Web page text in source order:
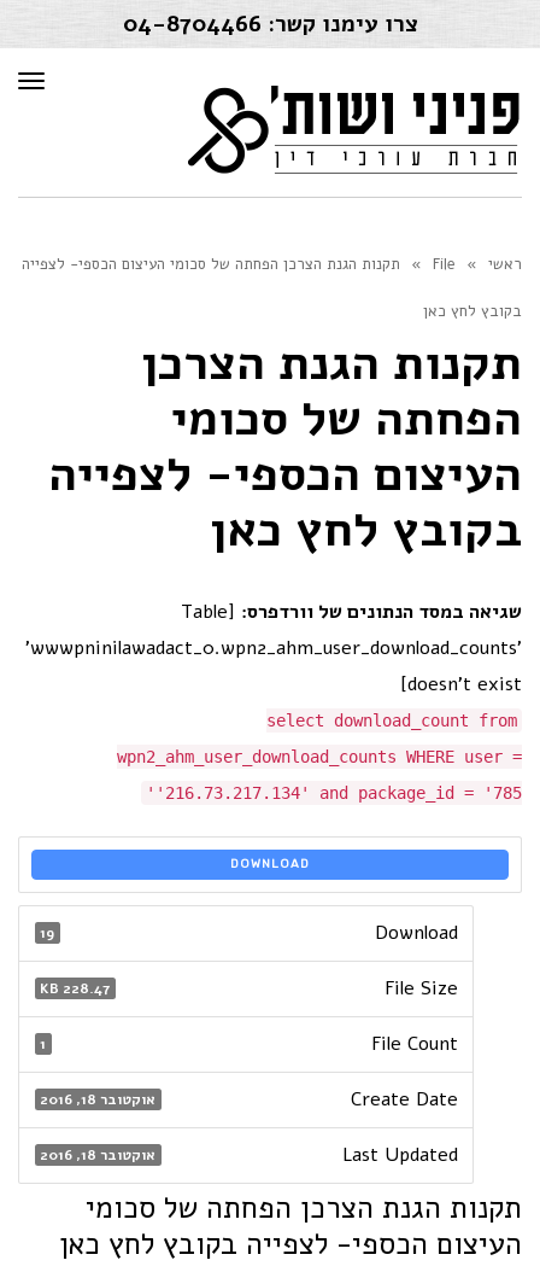
צרו עימנו קשר: 04-8704466
ראשי »
File
» תקנות הגנת הצרכן הפחתה של סכומי העיצום הכספי- לצפייה
בקובץ לחץ כאן
תקנות הגנת הצרכן
הפחתה של סכומי
העיצום הכספי- לצפייה
בקובץ לחץ כאן
שגיאה במסד הנתונים של וורדפרס: [Table
'wwwpninilawadact_0.wpn2_ahm_user_download_counts'
doesn't exist]
select download_count from
wpn2_ahm_user_download_counts WHERE user =
'216.73.217.134' and package_id = '785'
DOWNLOAD
Download
19
File Size
228.47 KB
File Count
1
Create Date אוקטובר 18, 2016
Last Updated אוקטובר 18, 2016
תקנות הגנת הצרכן הפחתה של סכומי
העיצום הכספי- לצפייה בקובץ לחץ כאן